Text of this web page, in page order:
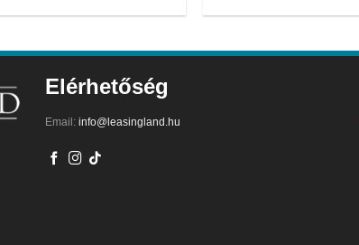
Elérhetőség
Email: info@leasingland.hu